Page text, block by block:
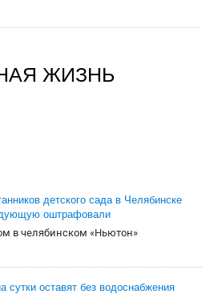
ЖИЗНЬ
детского сада в Челябинске
оштрафовали
в челябинском «Ньютон»
сутки оставят без водоснабжения